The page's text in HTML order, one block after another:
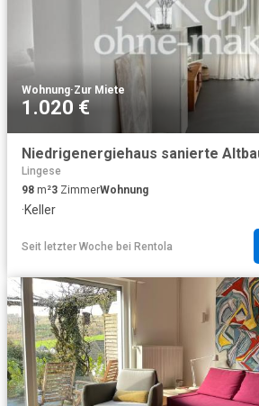
Wohnung·Zur Miete
1.020 €
Lingese
98 m²3 ZimmerWohnung
·Keller
Seit letzter Woche bei Rentola